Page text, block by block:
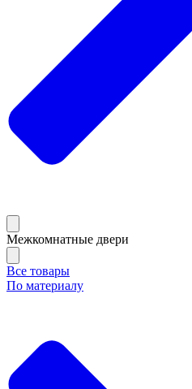
Межкомнатные двери
Все товары
По материалу